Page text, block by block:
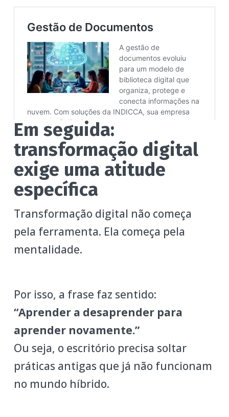
Em seguida:
transformação digital
exige uma atitude
específica
Transformação digital não começa
pela ferramenta. Ela começa pela
mentalidade.
Por isso, a frase faz sentido:
“Aprender a desaprender para
aprender novamente.”
Ou seja, o escritório precisa soltar
práticas antigas que já não funcionam
no mundo híbrido.